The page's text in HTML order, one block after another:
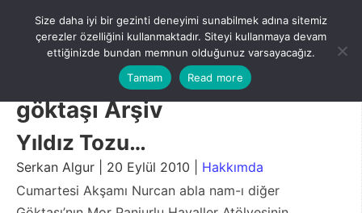
content
Menu
göktaşı Arşiv
Yıldız Tozu…
Serkan Algur | 20 Eylül 2010 | Hakkımda
Cumartesi Akşamı Nurcan abla nam-ı diğer
Size daha iyi bir gezinti deneyimi sunabilmek adına sitemiz
çerezler özelliğini kullanmaktadır. Siteyi kullanmaya devam
ettiğinizde bundan memnun olduğunuz varsayacağız.
Tamam
Read more